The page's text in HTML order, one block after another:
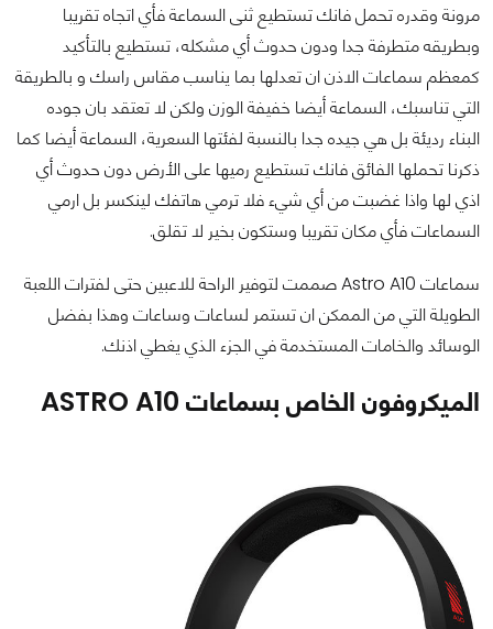
مرونة وقدره تحمل فانك تستطيع ثنى السماعة فأي اتجاه تقريبا
وبطريقه متطرفة جدا ودون حدوث أي مشكله، تستطيع بالتأكيد
كمعظم سماعات الاذن ان تعدلها بما يناسب مقاس راسك و بالطريقة
التي تناسبك، السماعة أيضا خفيفة الوزن ولكن لا تعتقد بان جوده
البناء رديئة بل هي جيده جدا بالنسبة لفئتها السعرية، السماعة أيضا كما
ذكرنا تحملها الفائق فانك تستطيع رميها على الأرض دون حدوث أي
اذي لها واذا غضبت من أي شيء فلا ترمي هاتفك لينكسر بل ارمي
السماعات فأي مكان تقريبا وستكون بخير لا تقلق.
سماعات Astro A10 صممت لتوفير الراحة للاعبين حتى لفترات اللعبة
الطويلة التي من الممكن ان تستمر لساعات وساعات وهذا بفضل
الوسائد والخامات المستخدمة في الجزء الذي يغطي اذنك.
الميكروفون الخاص بسماعات ASTRO A10